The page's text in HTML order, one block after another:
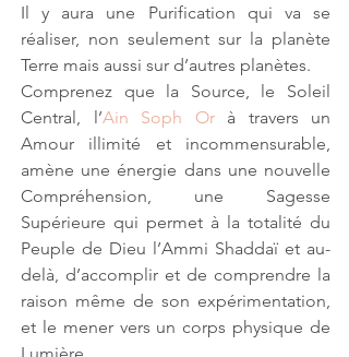
Il y aura une Purification qui va se
réaliser, non seulement sur la planète
Terre mais aussi sur d’autres planètes.
Comprenez que la Source, le Soleil
Central, l’Ain Soph Or à travers un
Amour illimité et incommensurable,
amène une énergie dans une nouvelle
Compréhension, une Sagesse
Supérieure qui permet à la totalité du
Peuple de Dieu l’Ammi Shaddaï et au-
delà, d’accomplir et de comprendre la
raison même de son expérimentation,
et le mener vers un corps physique de